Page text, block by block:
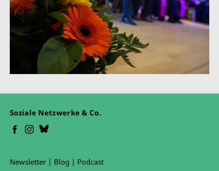
Soziale Netzwerke & Co.
Newsletter | Blog | Podcast